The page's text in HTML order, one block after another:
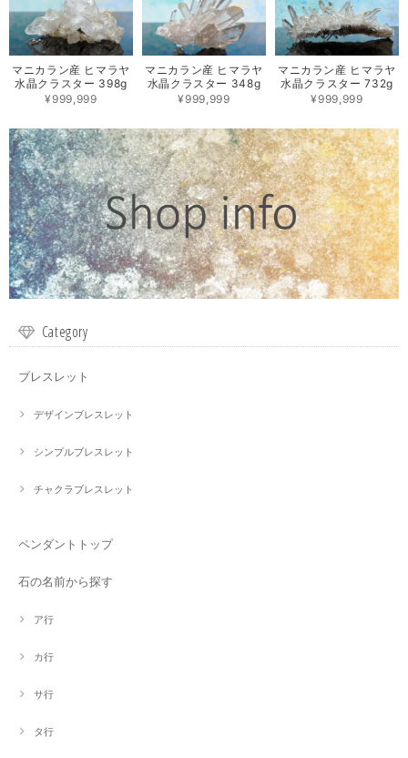
マニカラン産 ヒマラヤ
水晶クラスター 398g
¥999,999
マニカラン産 ヒマラヤ
水晶クラスター 348g
¥999,999
マニカラン産 ヒマラヤ
水晶クラスター 732g
¥999,999
Category
ブレスレット
デザインブレスレット
シンプルブレスレット
チャクラブレスレット
ペンダントトップ
石の名前から探す
ア行
カ行
サ行
タ行